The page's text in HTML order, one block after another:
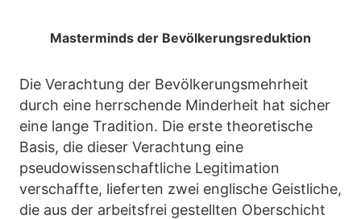
Masterminds der Bevölkerungsreduktion
Die Verachtung der Bevölkerungsmehrheit
durch eine herrschende Minderheit hat sicher
eine lange Tradition. Die erste theoretische
Basis, die dieser Verachtung eine
pseudowissenschaftliche Legitimation
verschaffte, lieferten zwei englische Geistliche,
die aus der arbeitsfrei gestellten Oberschicht